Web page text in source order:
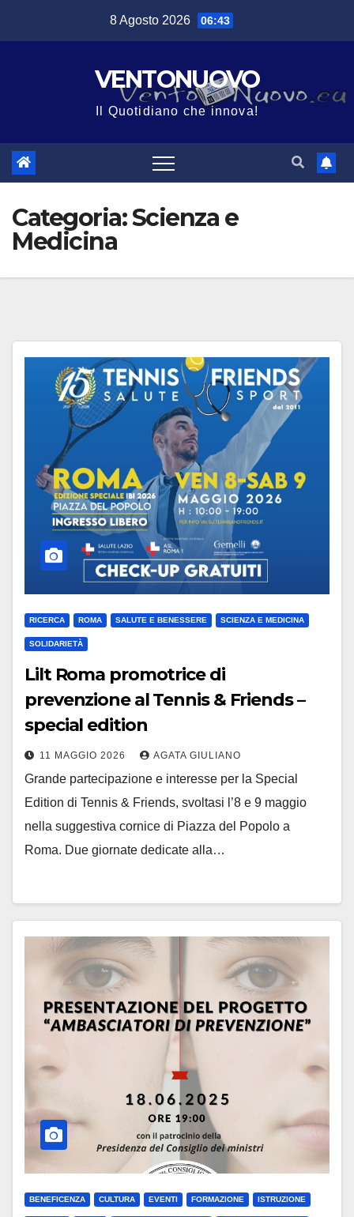
8 Agosto 2026 06:43
VENTONUOVO
Il Quotidiano che innova!
Categoria:Scienza e
Medicina
RICERCA ROMA SALUTE E BENESSERE SCIENZA E MEDICINA
SOLIDARIETÀ
Lilt Roma promotrice di
prevenzione al Tennis & Friends –
special edition
11 MAGGIO 2026 AGATA GIULIANO
Grande partecipazione e interesse per la Special
Edition di Tennis & Friends, svoltasi l’8 e 9 maggio
nella suggestiva cornice di Piazza del Popolo a
Roma. Due giornate dedicate alla…
BENEFICENZA CULTURA EVENTI FORMAZIONE ISTRUZIONE